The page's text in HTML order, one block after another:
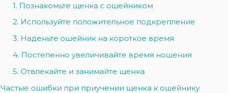
1. Познакомьте щенка с ошейником
2. Используйте положительное подкрепление
3. Наденьте ошейник на короткое время
4. Постепенно увеличивайте время ношения
5. Отвлекайте и занимайте щенка
Частые ошибки при приучении щенка к ошейнику